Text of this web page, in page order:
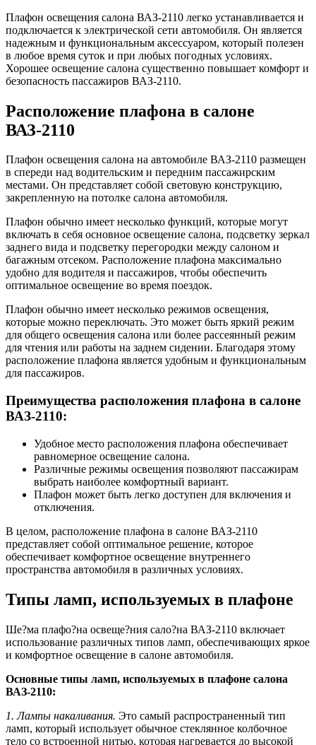
Плафон освещения салона ВАЗ-2110 легко устанавливается и
подключается к электрической сети автомобиля. Он является
надежным и функциональным аксессуаром, который полезен
в любое время суток и при любых погодных условиях.
Хорошее освещение салона существенно повышает комфорт и
безопасность пассажиров ВАЗ-2110.
Расположение плафона в салоне
ВАЗ-2110
Плафон освещения салона на автомобиле ВАЗ-2110 размещен
в спереди над водительским и передним пассажирским
местами. Он представляет собой световую конструкцию,
закрепленную на потолке салона автомобиля.
Плафон обычно имеет несколько функций, которые могут
включать в себя основное освещение салона, подсветку зеркал
заднего вида и подсветку перегородки между салоном и
багажным отсеком. Расположение плафона максимально
удобно для водителя и пассажиров, чтобы обеспечить
оптимальное освещение во время поездок.
Плафон обычно имеет несколько режимов освещения,
которые можно переключать. Это может быть яркий режим
для общего освещения салона или более рассеянный режим
для чтения или работы на заднем сидении. Благодаря этому
расположение плафона является удобным и функциональным
для пассажиров.
Преимущества расположения плафона в салоне
ВАЗ-2110:
Удобное место расположения плафона обеспечивает
равномерное освещение салона.
Различные режимы освещения позволяют пассажирам
выбрать наиболее комфортный вариант.
Плафон может быть легко доступен для включения и
отключения.
В целом, расположение плафона в салоне ВАЗ-2110
представляет собой оптимальное решение, которое
обеспечивает комфортное освещение внутреннего
пространства автомобиля в различных условиях.
Типы ламп, используемых в плафоне
Ше?ма плафо?на освеще?ния сало?на ВАЗ-2110 включает
использование различных типов ламп, обеспечивающих яркое
и комфортное освещение в салоне автомобиля.
Основные типы ламп, используемых в плафоне салона
ВАЗ-2110:
1. Лампы накаливания. Это самый распространенный тип
ламп, который использует обычное стеклянное колбочное
тело со встроенной нитью, которая нагревается до высокой